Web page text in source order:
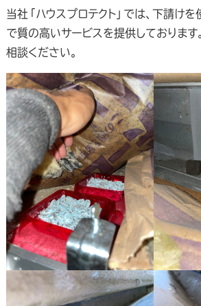
当社「ハウスプロテクト」では、下請けを
で質の高いサービスを提供しております
相談ください。